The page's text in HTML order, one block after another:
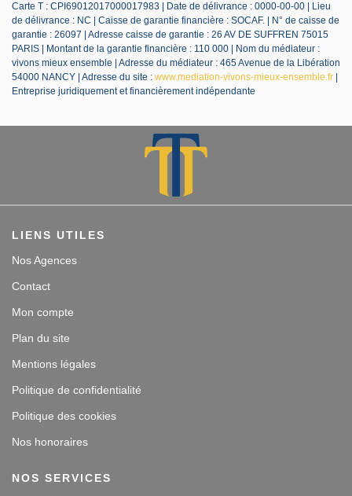
Carte T : CPI69012017000017983 | Date de délivrance : 0000-00-00 | Lieu
de délivrance : NC | Caisse de garantie financière : SOCAF. | N° de caisse de
garantie : 26097 | Adresse caisse de garantie : 26 AV DE SUFFREN 75015
PARIS | Montant de la garantie financière : 110 000 | Nom du médiateur :
vivons mieux ensemble | Adresse du médiateur : 465 Avenue de la Libération
54000 NANCY | Adresse du site : www.mediation-vivons-mieux-ensemble.fr
Entreprise juridiquement et financièrement indépendante
LIENS UTILES
Nos Agences
Contact
Mon compte
Plan du site
Mentions légales
Politique de confidentialité
Politique des cookies
Nos honoraires
NOS SERVICES